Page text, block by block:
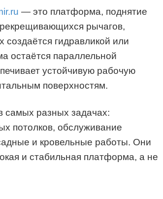
— это платформа, поднятие
рычагов,
гидравликой или
остаётся параллельной
устойчивую рабочую
поверхностям.
самых разных задачах:
потолков, обслуживание
и кровельные работы. Они
и стабильная платформа, а не